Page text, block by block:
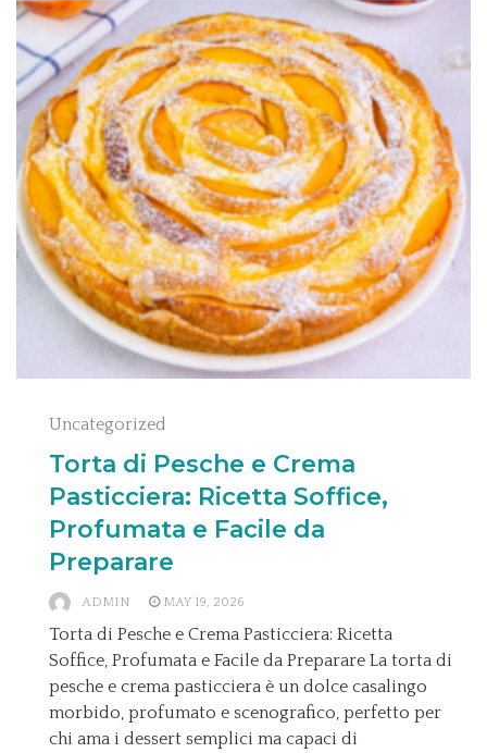
Uncategorized
Torta di Pesche e Crema
Pasticciera: Ricetta Soffice,
Profumata e Facile da
Preparare
ADMIN MAY 19, 2026
Torta di Pesche e Crema Pasticciera: Ricetta
Soffice, Profumata e Facile da Preparare La torta di
pesche e crema pasticciera è un dolce casalingo
morbido, profumato e scenografico, perfetto per
chi ama i dessert semplici ma capaci di